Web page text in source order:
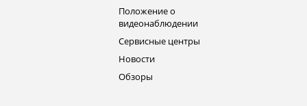
Положение о
видеонаблюдении
Сервисные центры
Новости
Обзоры